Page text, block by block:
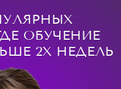
ОБУЧЕНИЕ
2Х НЕДЕЛЬ